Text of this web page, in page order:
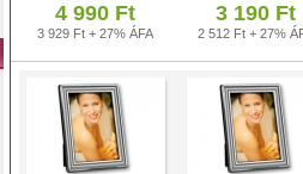
4 990 Ft
3 929 Ft + 27% ÁFA
3 190 Ft
2 512 Ft + 27%